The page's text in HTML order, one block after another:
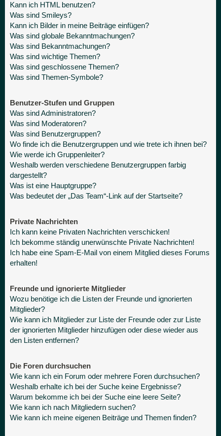
Kann ich HTML benutzen?
Was sind Smileys?
Kann ich Bilder in meine Beiträge einfügen?
Was sind globale Bekanntmachungen?
Was sind Bekanntmachungen?
Was sind wichtige Themen?
Was sind geschlossene Themen?
Was sind Themen-Symbole?
Benutzer-Stufen und Gruppen
Was sind Administratoren?
Was sind Moderatoren?
Was sind Benutzergruppen?
Wo finde ich die Benutzergruppen und wie trete ich ihnen bei?
Wie werde ich Gruppenleiter?
Weshalb werden verschiedene Benutzergruppen farbig
dargestellt?
Was ist eine Hauptgruppe?
Was bedeutet der „Das Team“-Link auf der Startseite?
Private Nachrichten
Ich kann keine Privaten Nachrichten verschicken!
Ich bekomme ständig unerwünschte Private Nachrichten!
Ich habe eine Spam-E-Mail von einem Mitglied dieses Forums
erhalten!
Freunde und ignorierte Mitglieder
Wozu benötige ich die Listen der Freunde und ignorierten
Mitglieder?
Wie kann ich Mitglieder zur Liste der Freunde oder zur Liste
der ignorierten Mitglieder hinzufügen oder diese wieder aus
den Listen entfernen?
Die Foren durchsuchen
Wie kann ich ein Forum oder mehrere Foren durchsuchen?
Weshalb erhalte ich bei der Suche keine Ergebnisse?
Warum bekomme ich bei der Suche eine leere Seite?
Wie kann ich nach Mitgliedern suchen?
Wie kann ich meine eigenen Beiträge und Themen finden?